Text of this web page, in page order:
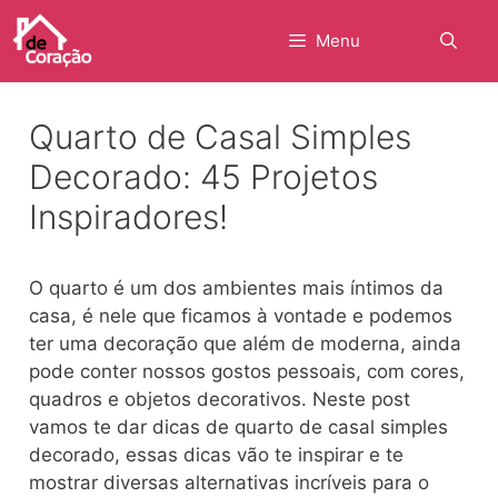
Pular
para
Menu
Quarto de Casal Simples
Decorado: 45 Projetos
Inspiradores!
O quarto é um dos ambientes mais íntimos da
casa, é nele que ficamos à vontade e podemos
ter uma decoração que além de moderna, ainda
pode conter nossos gostos pessoais, com cores,
quadros e objetos decorativos. Neste post
vamos te dar dicas de quarto de casal simples
decorado, essas dicas vão te inspirar e te
mostrar diversas alternativas incríveis para o